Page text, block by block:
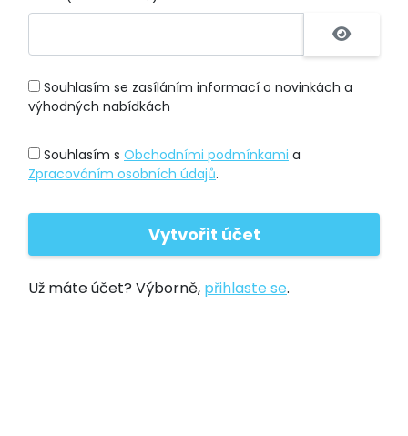
Souhlasím se zasíláním informací o novinkách a
výhodných nabídkách
Souhlasím s Obchodními podmínkami a
Zpracováním osobních údajů.
Už máte účet? Výborně, přihlaste se.